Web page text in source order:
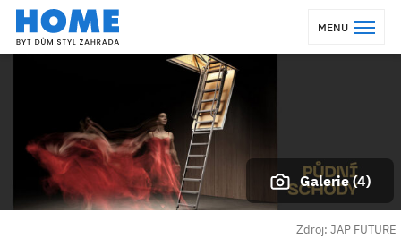
MENU
Galerie (4)
Zdroj: JAP FUTURE